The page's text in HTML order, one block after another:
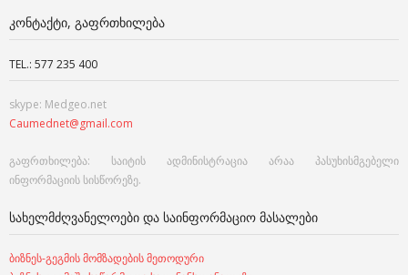
ᲙᲝᲜᲢᲐᲥᲢᲘ, ᲒᲐᲤᲠᲗᲮᲘᲚᲔᲑᲐ
TEL.: 577 235 400
skype: Medgeo.net
Caumednet@gmail.com
გაფრთხილება: საიტის ადმინისტრაცია არაა პასუხისმგებელი
ინფორმაციის სისწორეზე.
ᲡᲐᲮᲔᲚᲛᲫᲦᲕᲐᲜᲔᲚᲝᲔᲑᲘ ᲓᲐ ᲡᲐᲘᲜᲤᲝᲠᲛᲐᲪᲘᲝ ᲛᲐᲡᲐᲚᲔᲑᲘ
ბიზნეს-გეგმის მომზადების მეთოდური